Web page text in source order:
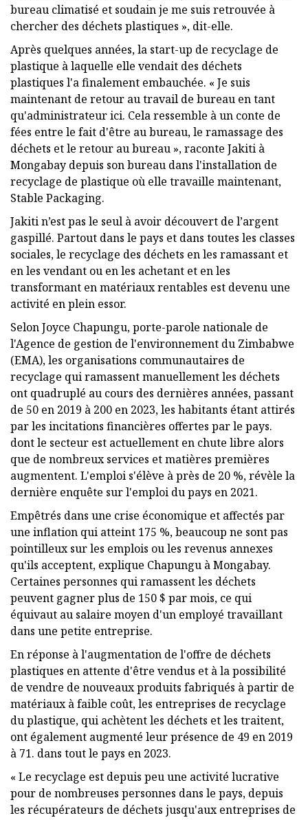
bureau climatisé et soudain je me suis retrouvée à
chercher des déchets plastiques », dit-elle.
Après quelques années, la start-up de recyclage de
plastique à laquelle elle vendait des déchets
plastiques l'a finalement embauchée. « Je suis
maintenant de retour au travail de bureau en tant
qu'administrateur ici. Cela ressemble à un conte de
fées entre le fait d'être au bureau, le ramassage des
déchets et le retour au bureau », raconte Jakiti à
Mongabay depuis son bureau dans l'installation de
recyclage de plastique où elle travaille maintenant,
Stable Packaging.
Jakiti n’est pas le seul à avoir découvert de l’argent
gaspillé. Partout dans le pays et dans toutes les classes
sociales, le recyclage des déchets en les ramassant et
en les vendant ou en les achetant et en les
transformant en matériaux rentables est devenu une
activité en plein essor.
Selon Joyce Chapungu, porte-parole nationale de
l'Agence de gestion de l'environnement du Zimbabwe
(EMA), les organisations communautaires de
recyclage qui ramassent manuellement les déchets
ont quadruplé au cours des dernières années, passant
de 50 en 2019 à 200 en 2023, les habitants étant attirés
par les incitations financières offertes par le pays.
dont le secteur est actuellement en chute libre alors
que de nombreux services et matières premières
augmentent. L'emploi s'élève à près de 20 %, révèle la
dernière enquête sur l'emploi du pays en 2021.
Empêtrés dans une crise économique et affectés par
une inflation qui atteint 175 %, beaucoup ne sont pas
pointilleux sur les emplois ou les revenus annexes
qu'ils acceptent, explique Chapungu à Mongabay.
Certaines personnes qui ramassent les déchets
peuvent gagner plus de 150 $ par mois, ce qui
équivaut au salaire moyen d'un employé travaillant
dans une petite entreprise.
En réponse à l'augmentation de l'offre de déchets
plastiques en attente d'être vendus et à la possibilité
de vendre de nouveaux produits fabriqués à partir de
matériaux à faible coût, les entreprises de recyclage
du plastique, qui achètent les déchets et les traitent,
ont également augmenté leur présence de 49 en 2019
à 71. dans tout le pays en 2023.
« Le recyclage est depuis peu une activité lucrative
pour de nombreuses personnes dans le pays, depuis
les récupérateurs de déchets jusqu'aux entreprises de